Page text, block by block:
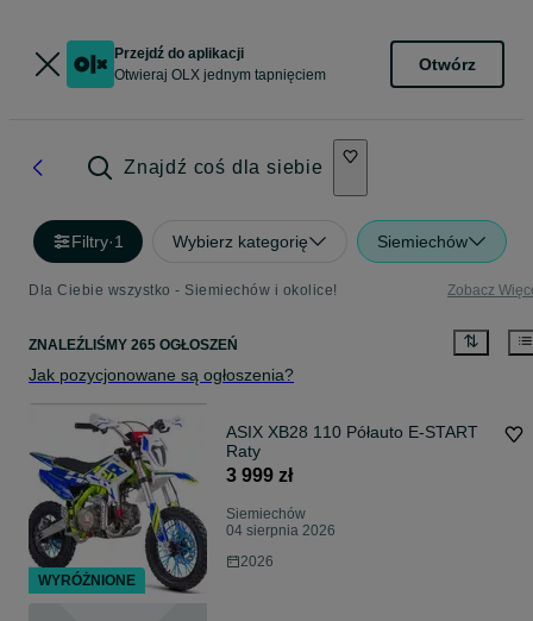
Przejdź do aplikacji
Otwieraj OLX jednym tapnięciem
Otwórz
Znajdź coś dla siebie
Filtry·1 Wybierz kategorię Siemiechów
Dla Ciebie wszystko - Siemiechów i okolice! Zobacz
ZNALEŹLIŚMY 265 OGŁOSZEŃ
Jak pozycjonowane są ogłoszenia?
ASIX XB28 110 Półauto E-START
Raty
3 999 zł
Siemiechów
04 sierpnia 2026
2026
WYRÓŻNIONE